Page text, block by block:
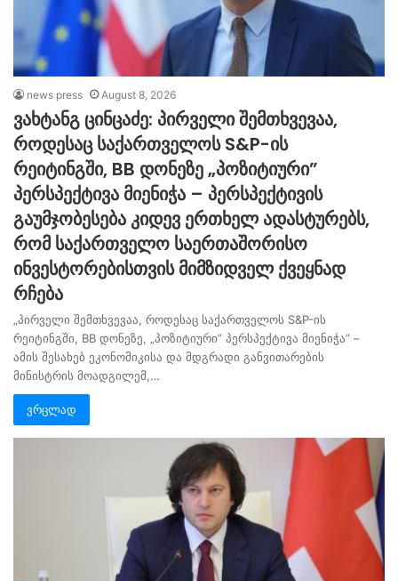
news press August 8, 2026
ვახტანგ ცინცაძე: პირველი შემთხვევაა,
როდესაც საქართველოს S&P-ის
რეიტინგში, BB დონეზე „პოზიტიური”
პერსპექტივა მიენიჭა – პერსპექტივის
გაუმჯობესება კიდევ ერთხელ ადასტურებს,
რომ საქართველო საერთაშორისო
ინვესტორებისთვის მიმზიდველ ქვეყნად
რჩება
„პირველი შემთხვევაა, როდესაც საქართველოს S&P-ის
რეიტინგში, BB დონეზე, „პოზიტიური” პერსპექტივა მიენიჭა” –
ამის შესახებ ეკონომიკისა და მდგრადი განვითარების
მინისტრის მოადგილემ,…
ვრცლად